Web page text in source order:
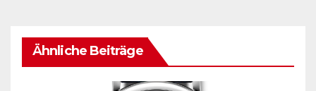
Ähnliche Beiträge